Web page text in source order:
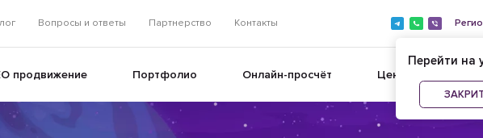
Вопросы и ответы Партнерство Контакты
продвижение Портфолио Онлайн-просчёт Цены
Перейти на